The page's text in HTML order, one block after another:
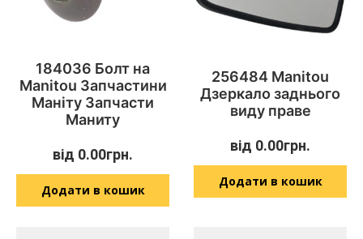
184036 Болт на
Manitou Запчастини
Маніту Запчасти
Маниту
від 0.00грн.
Додати в кошик
256484 Manitou
Дзеркало заднього
виду праве
від 0.00грн.
Додати в кошик